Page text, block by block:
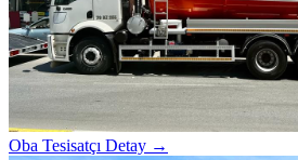
Oba Tesisatçı Detay →